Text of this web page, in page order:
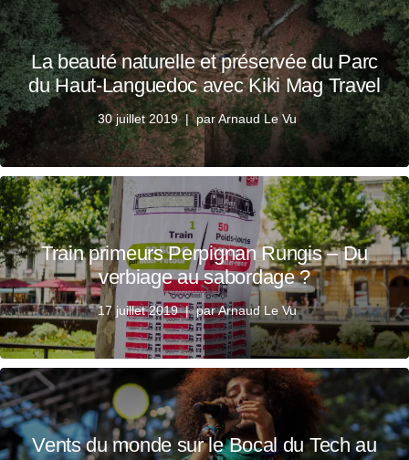
La beauté naturelle et préservée du Parc
du Haut-Languedoc avec Kiki Mag Travel
30 juillet 2019 parArnaud Le Vu
Train primeurs Perpignan Rungis – Du
verbiage au sabordage ?
17 juillet 2019 parArnaud Le Vu
Vents du monde sur le Bocal du Tech au